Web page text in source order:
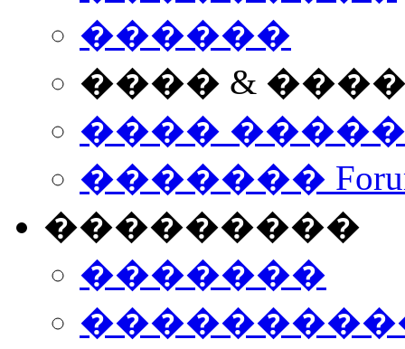
������
���� &
����
�������
���������
�������